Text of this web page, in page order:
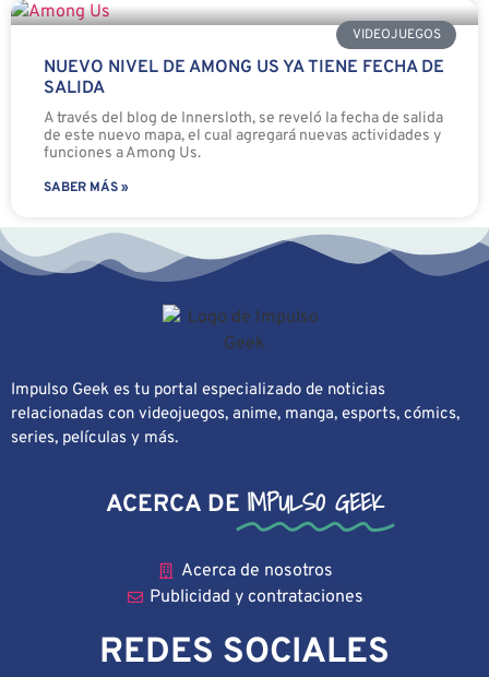
VIDEOJUEGOS
NUEVO NIVEL DE AMONG US YA TIENE FECHA DE
SALIDA
A través del blog de Innersloth, se reveló la fecha de salida
de este nuevo mapa, el cual agregará nuevas actividades y
funciones a Among Us.
SABER MÁS »
Impulso Geek es tu portal especializado de noticias
relacionadas con videojuegos, anime, manga, esports, cómics,
series, películas y más.
ACERCA DE IMPULSO GEEK
Acerca de nosotros
Publicidad y contrataciones
REDES SOCIALES